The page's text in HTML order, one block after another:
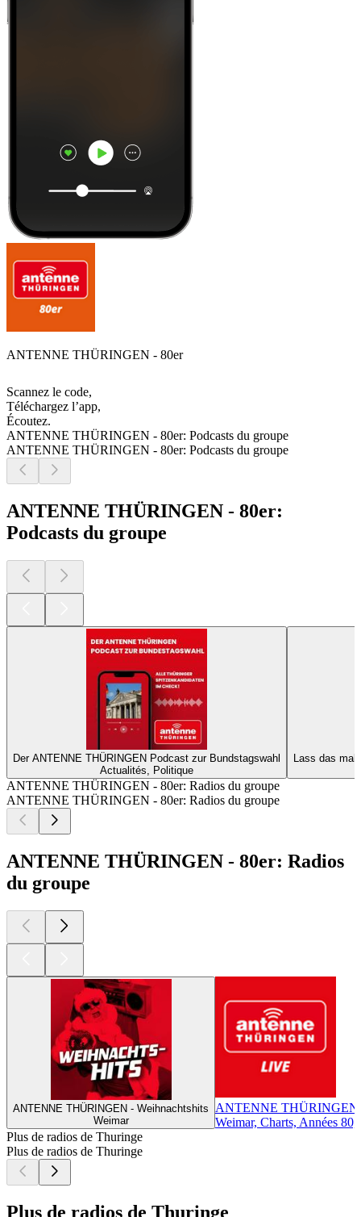
ANTENNE THÜRINGEN - 80er
Scannez le code,
Téléchargez l’app,
Écoutez.
ANTENNE THÜRINGEN - 80er: Podcasts du groupe
ANTENNE THÜRINGEN - 80er: Podcasts du groupe
ANTENNE THÜRINGEN - 80er:
Podcasts du groupe
Der ANTENNE THÜRINGEN Podcast zur Bundstagswahl
Actualités, Politique
Lass das
ANTENNE THÜRINGEN - 80er: Radios du groupe
ANTENNE THÜRINGEN - 80er: Radios du groupe
ANTENNE THÜRINGEN - 80er: Radios
du groupe
ANTENNE THÜRINGEN - Weihnachtshits
Weimar
ANTENNE THÜRINGEN
Weimar, Charts, Années
Plus de radios de Thuringe
Plus de radios de Thuringe
Plus de radios de Thuringe